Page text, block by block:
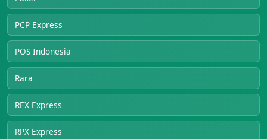
PCP Express
POS Indonesia
Rara
REX Express
RPX Express